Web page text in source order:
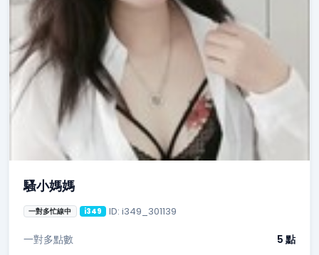
騷小媽媽
一對多忙線中 i349 ID: i349_301139
一對多點數 5 點